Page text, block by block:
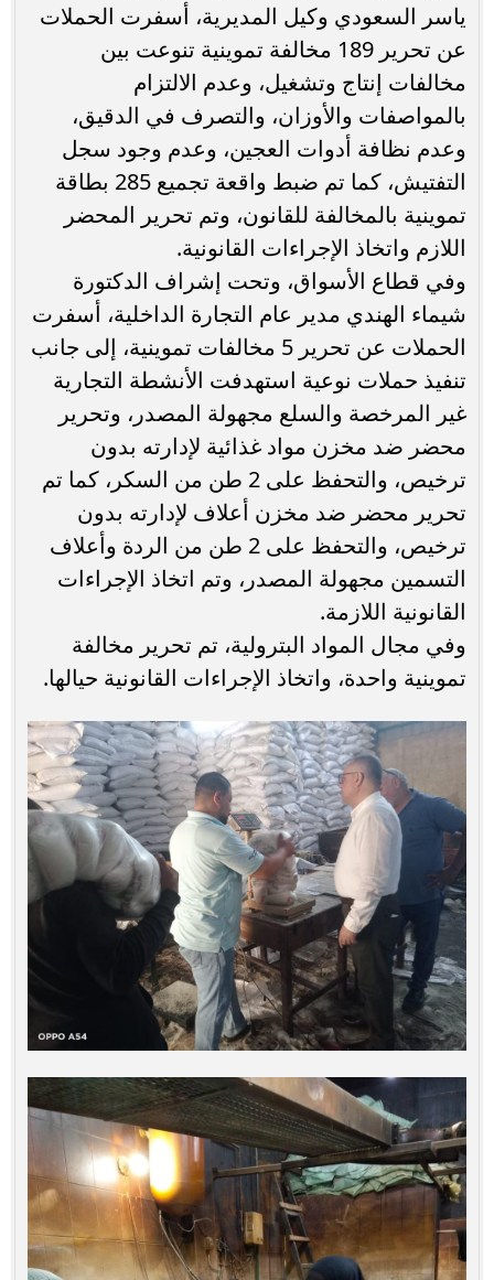
ياسر السعودي وكيل المديرية، أسفرت الحملات
عن تحرير 189 مخالفة تموينية تنوعت بين
مخالفات إنتاج وتشغيل، وعدم الالتزام
بالمواصفات والأوزان، والتصرف في الدقيق،
وعدم نظافة أدوات العجين، وعدم وجود سجل
التفتيش، كما تم ضبط واقعة تجميع 285 بطاقة
تموينية بالمخالفة للقانون، وتم تحرير المحضر
اللازم واتخاذ الإجراءات القانونية.
وفي قطاع الأسواق، وتحت إشراف الدكتورة
شيماء الهندي مدير عام التجارة الداخلية، أسفرت
الحملات عن تحرير 5 مخالفات تموينية، إلى جانب
تنفيذ حملات نوعية استهدفت الأنشطة التجارية
غير المرخصة والسلع مجهولة المصدر، وتحرير
محضر ضد مخزن مواد غذائية لإدارته بدون
ترخيص، والتحفظ على 2 طن من السكر، كما تم
تحرير محضر ضد مخزن أعلاف لإدارته بدون
ترخيص، والتحفظ على 2 طن من الردة وأعلاف
التسمين مجهولة المصدر، وتم اتخاذ الإجراءات
القانونية اللازمة.
وفي مجال المواد البترولية، تم تحرير مخالفة
تموينية واحدة، واتخاذ الإجراءات القانونية حيالها.